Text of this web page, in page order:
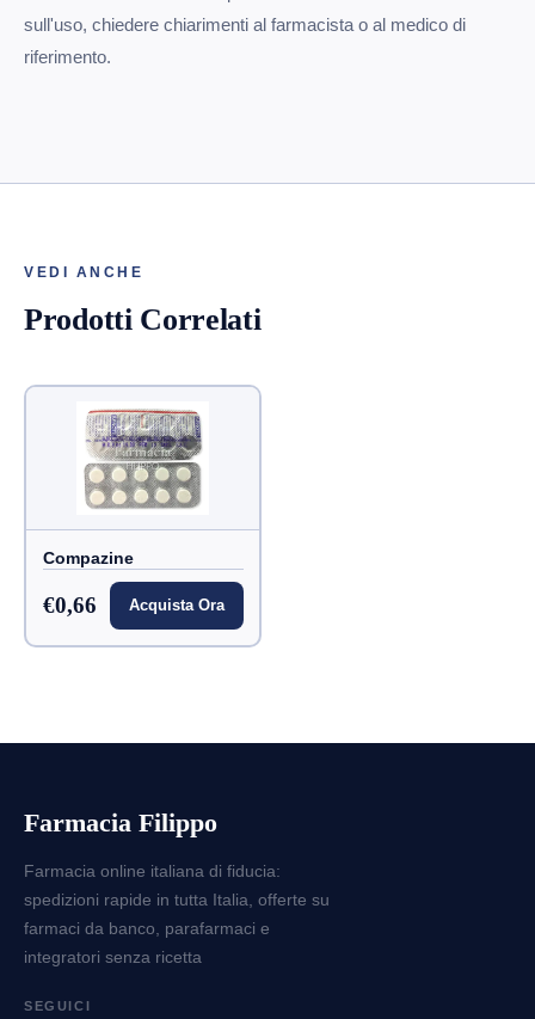
sull'uso, chiedere chiarimenti al farmacista o al medico di
riferimento.
VEDI ANCHE
Prodotti Correlati
Compazine
€0,66 Acquista Ora
Farmacia Filippo
Farmacia online italiana di fiducia:
spedizioni rapide in tutta Italia, offerte su
farmaci da banco, parafarmaci e
integratori senza ricetta
SEGUICI